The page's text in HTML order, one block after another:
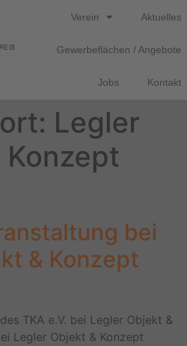
Verein Aktuelles
Gewerbeflächen / Angebote
Jobs Kontakt
Legler
bei
& Konzept
TKA e.V. bei Legler Objekt &
Legler Objekt & Konzept